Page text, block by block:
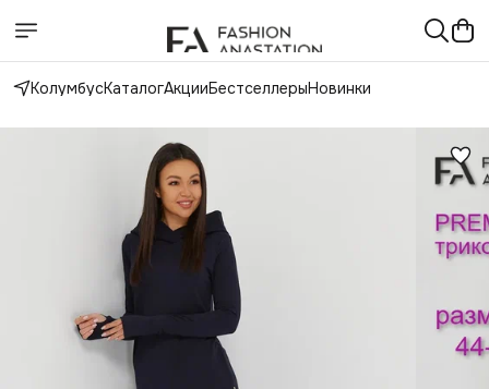
КолумбусКаталогАкцииБестселлерыНовинки